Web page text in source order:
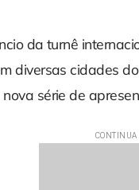
da turnê
diversas cidades
série de